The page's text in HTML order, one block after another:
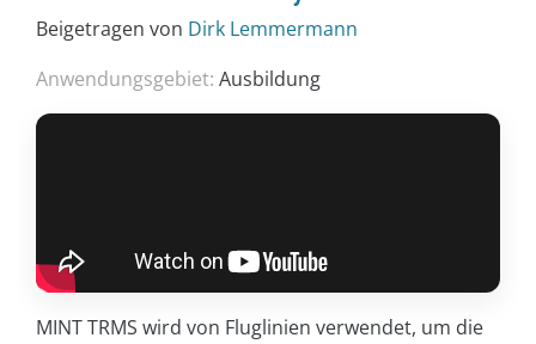
Beigetragen von Dirk Lemmermann
Anwendungsgebiet: Ausbildung
MINT TRMS wird von Fluglinien verwendet, um die